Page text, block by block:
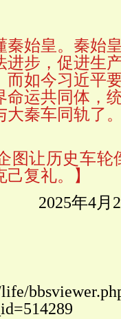
秦始皇。秦始
进步，促进生
而如今习近平
命运共同体，
大秦车同轨了
图让历史车轮
复礼。
】
2025年4月